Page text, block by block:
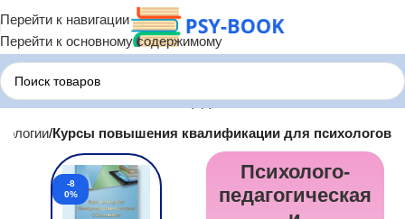
Перейти к навигации
Перейти к основному содержимому
Курсы повышения квалификации для психологов
-8
0%
Психолого-
педагогическая